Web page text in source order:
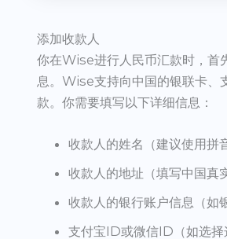
添加收款人
你在Wise进行人民币汇款时，首
息。Wise支持向中国的银联卡、
款。你需要填写以下详细信息：
收款人的姓名（建议使用拼
收款人的地址（填写中国真
收款人的银行账户信息（如
支付宝ID或微信ID（如选择